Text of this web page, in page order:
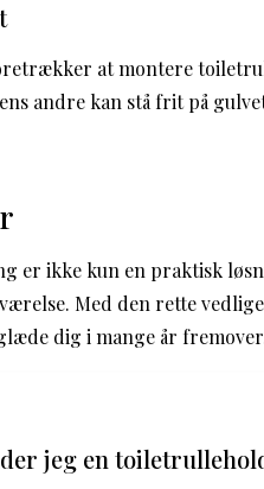
at montere
andre kan stå frit på
er ikke kun en praktisk
Med den rette
dig i mange år
jeg en